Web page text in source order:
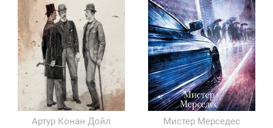
Артур Конан Дойл
Мистер Мерседес